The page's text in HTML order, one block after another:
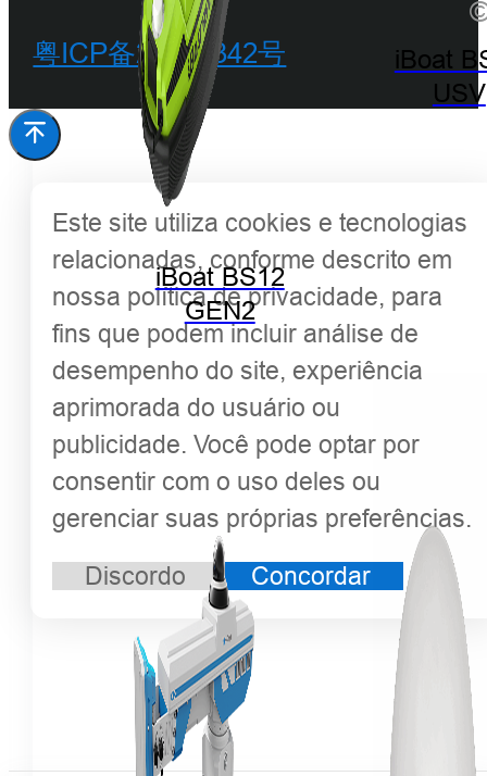
iBoat BS12
GEN2
iBoat
USV
粤ICP备20068342号
Este site utiliza cookies e tecnologias
relacionadas, conforme descrito em
nossa política de privacidade, para
fins que podem incluir análise de
desempenho do site, experiência
aprimorada do usuário ou
publicidade. Você pode optar por
consentir com o uso deles ou
gerenciar suas próprias preferências.
Discordo Concordar